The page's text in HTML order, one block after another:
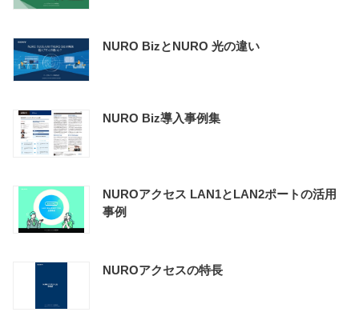
NURO BizとNURO 光の違い
NURO Biz導入事例集
NUROアクセス LAN1とLAN2ポートの活用
事例
NUROアクセスの特長